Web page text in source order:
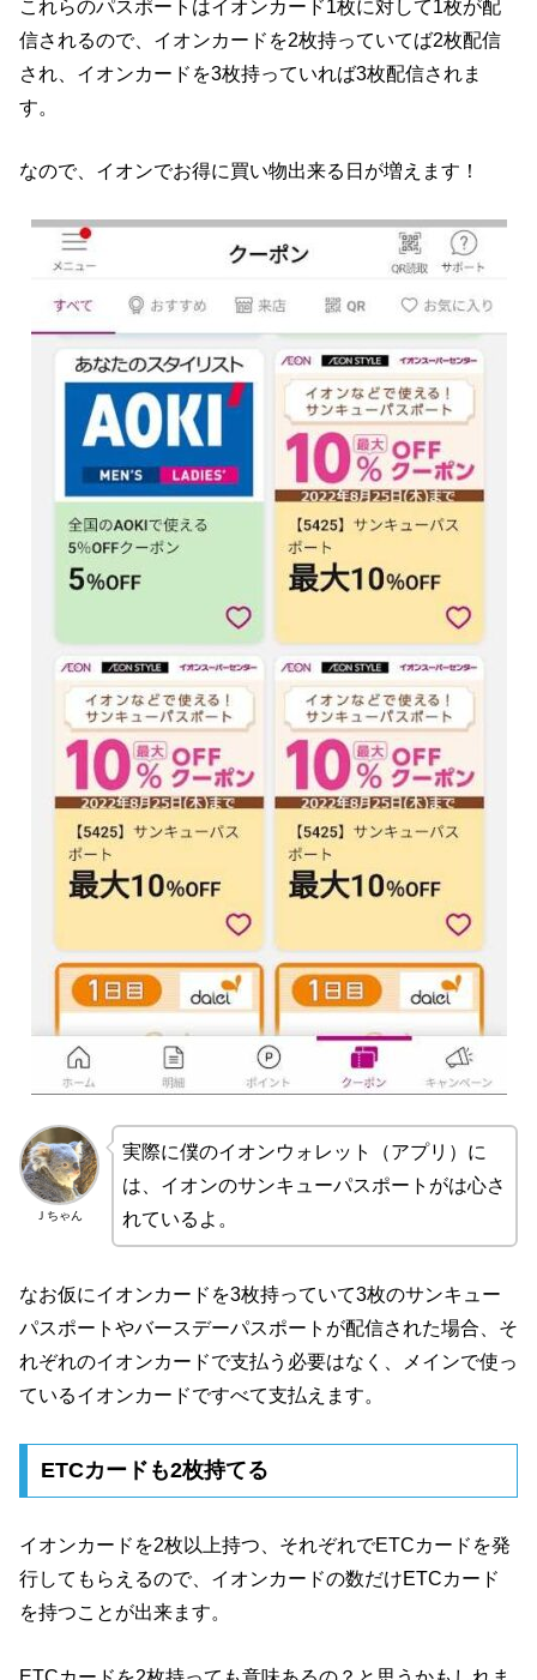
これらのパスポートはイオンカード1枚に対して1枚が配
信されるので、イオンカードを2枚持っていてば2枚配信
され、イオンカードを3枚持っていれば3枚配信されま
す。
なので、イオンでお得に買い物出来る日が増えます！
Ｊちゃん
実際に僕のイオンウォレット（アプリ）に
は、イオンのサンキューパスポートがは心さ
れているよ。
なお仮にイオンカードを3枚持っていて3枚のサンキュー
パスポートやバースデーパスポートが配信された場合、そ
れぞれのイオンカードで支払う必要はなく、メインで使っ
ているイオンカードですべて支払えます。
ETCカードも2枚持てる
イオンカードを2枚以上持つ、それぞれでETCカードを発
行してもらえるので、イオンカードの数だけETCカード
を持つことが出来ます。